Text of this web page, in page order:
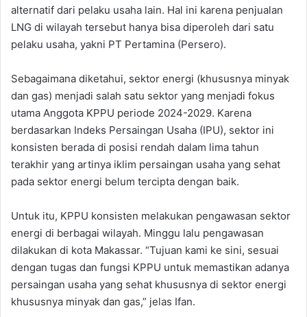
alternatif dari pelaku usaha lain. Hal ini karena penjualan
LNG di wilayah tersebut hanya bisa diperoleh dari satu
pelaku usaha, yakni PT Pertamina (Persero).
Sebagaimana diketahui, sektor energi (khususnya minyak
dan gas) menjadi salah satu sektor yang menjadi fokus
utama Anggota KPPU periode 2024-2029. Karena
berdasarkan Indeks Persaingan Usaha (IPU), sektor ini
konsisten berada di posisi rendah dalam lima tahun
terakhir yang artinya iklim persaingan usaha yang sehat
pada sektor energi belum tercipta dengan baik.
Untuk itu, KPPU konsisten melakukan pengawasan sektor
energi di berbagai wilayah. Minggu lalu pengawasan
dilakukan di kota Makassar. “Tujuan kami ke sini, sesuai
dengan tugas dan fungsi KPPU untuk memastikan adanya
persaingan usaha yang sehat khususnya di sektor energi
khususnya minyak dan gas,” jelas Ifan.